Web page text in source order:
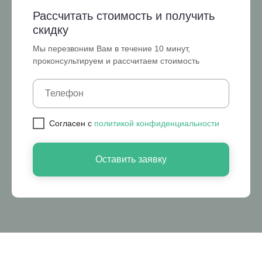
Рассчитать стоимость и получить
скидку
Мы перезвоним Вам в течение 10 минут,
проконсультируем и рассчитаем стоимость
Cогласен с политикой конфиденциальности
Оставить заявку